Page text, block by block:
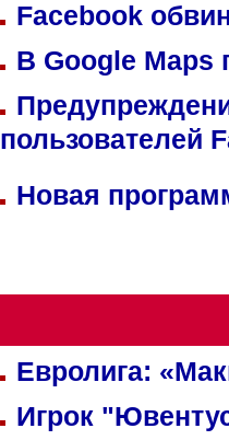
Facebook
В Google Maps
пользователей
Новая
Евролига:
Игрок